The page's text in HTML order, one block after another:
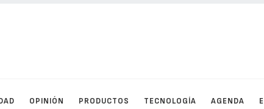
OPINIÓN PRODUCTOS TECNOLOGÍA AGENDA